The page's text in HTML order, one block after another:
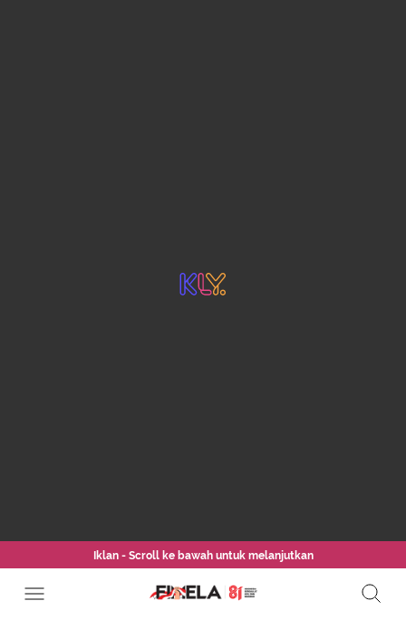
Iklan - Scroll ke bawah untuk melanjutkan